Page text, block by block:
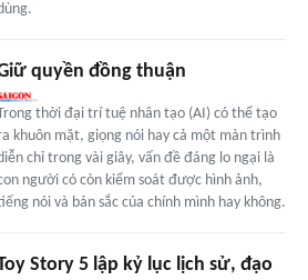
quyền đồng thuận
thời đại trí tuệ nhân tạo (AI) có thể tạo
khuôn mặt, giọng nói hay cả một màn trình
chỉ trong vài giây, vấn đề đáng lo ngại là
người có còn kiểm soát được hình ảnh,
nói và bản sắc của chính mình hay không.
Story 5 lập kỷ lục lịch sử, đạo